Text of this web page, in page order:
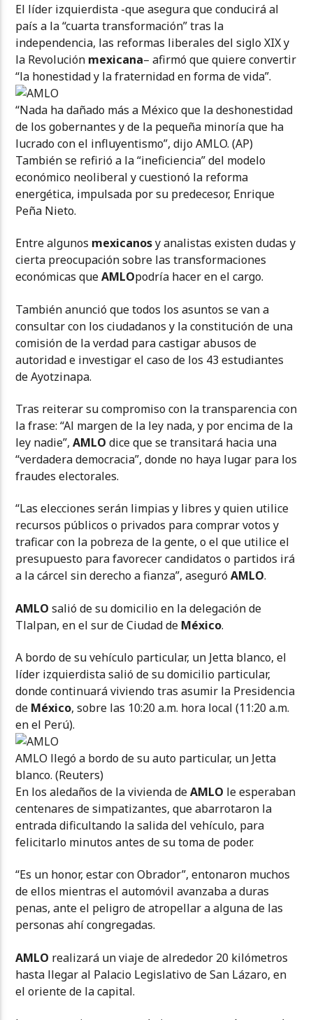
El líder izquierdista -que asegura que conducirá al
país a la “cuarta transformación” tras la
independencia, las reformas liberales del siglo XIX y
la Revolución mexicana– afirmó que quiere convertir
“la honestidad y la fraternidad en forma de vida”.
“Nada ha dañado más a México que la deshonestidad
de los gobernantes y de la pequeña minoría que ha
lucrado con el influyentismo”, dijo AMLO. (AP)
También se refirió a la “ineficiencia” del modelo
económico neoliberal y cuestionó la reforma
energética, impulsada por su predecesor, Enrique
Peña Nieto.
Entre algunos mexicanosy analistas existen dudas y
cierta preocupación sobre las transformaciones
económicas queAMLOpodría hacer en el cargo.
También anunció que todos los asuntos se van a
consultar con los ciudadanos y la constitución de una
comisión de la verdad para castigar abusos de
autoridad e investigar el caso de los 43 estudiantes
de Ayotzinapa.
Tras reiterar su compromiso con la transparencia con
la frase: “Al margen de la ley nada, y por encima de la
ley nadie”,AMLOdice que se transitará hacia una
“verdadera democracia”, donde no haya lugar para los
fraudes electorales.
“Las elecciones serán limpias y libres y quien utilice
recursos públicos o privados para comprar votos y
traficar con la pobreza de la gente, o el que utilice el
presupuesto para favorecer candidatos o partidos irá
a la cárcel sin derecho a fianza”, aseguróAMLO.
AMLO salió de su domicilio en la delegación de
Tlalpan, en el sur de Ciudad de México.
A bordo de su vehículo particular, un Jetta blanco, el
líder izquierdista salió de su domicilio particular,
donde continuará viviendo tras asumir la Presidencia
de México, sobre las 10:20 a.m. hora local (11:20 a.m.
en el Perú).
AMLO llegó a bordo de su auto particular, un Jetta
blanco. (Reuters)
En los aledaños de la vivienda deAMLO le esperaban
centenares de simpatizantes, que abarrotaron la
entrada dificultando la salida del vehículo, para
felicitarlo minutos antes de su toma de poder.
“Es un honor, estar con Obrador”, entonaron muchos
de ellos mientras el automóvil avanzaba a duras
penas, ante el peligro de atropellar a alguna de las
personas ahí congregadas.
AMLO realizará un viaje de alrededor 20 kilómetros
hasta llegar al Palacio Legislativo de San Lázaro, en
el oriente de la capital.